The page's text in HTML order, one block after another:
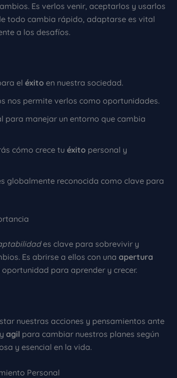
Es verlos venir, aceptarlos y usarlos
todo cambia rápido, adaptarse es vital
a los desafíos.
el éxito en nuestra sociedad.
nos permite verlos como oportunidades.
para manejar un entorno que cambia
cómo crece tu éxito personal y
globalmente reconocida como clave para
es clave para sobrevivir y
Es abrirse a ellos con una apertura
para aprender y crecer.
nuestras acciones y pensamientos ante
y agil para cambiar nuestros planes según
y esencial en la vida.
Personal